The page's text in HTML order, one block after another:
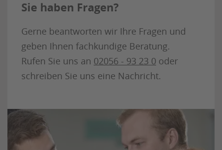
Sie haben Fragen?
Gerne beantworten wir Ihre Fragen und
geben Ihnen fachkundige Beratung.
Rufen Sie uns an 02056 - 93 23 0 oder
schreiben Sie uns eine Nachricht.